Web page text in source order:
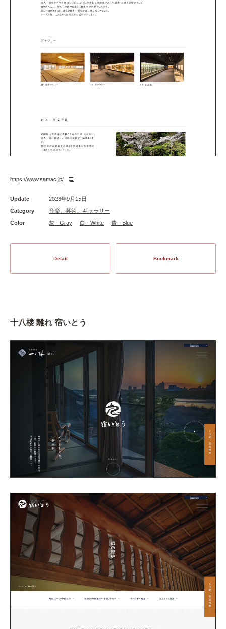
https://www.samac.jp/
Update
2023年9月15日
Category
音楽、芸術、ギャラリー
Color
灰 - Gray 白 - White 青 - Blue
Detail Bookmark
十八楼 離れ 宿いとう